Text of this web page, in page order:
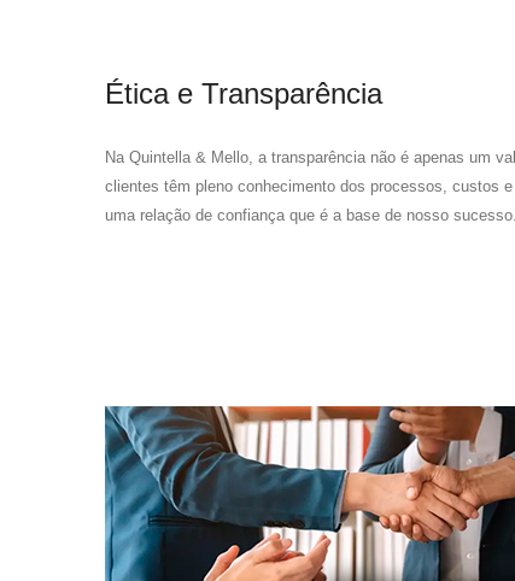
Ética e Transparência
Na Quintella & Mello, a transparência não é apenas um
clientes têm pleno conhecimento dos processos, custos
uma relação de confiança que é a base de nosso sucesso.